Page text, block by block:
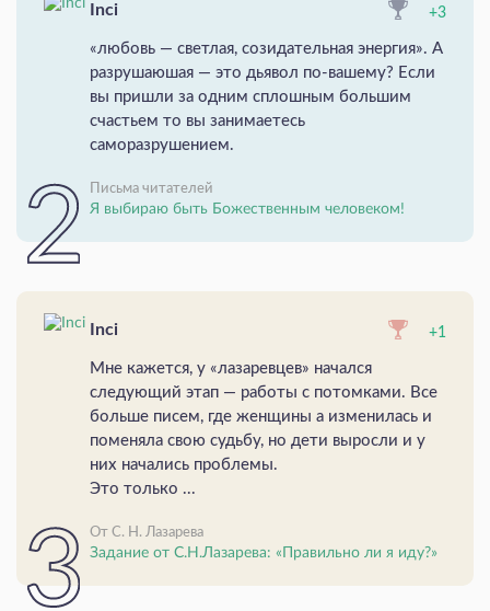
Inci +3
«любовь — светлая, созидательная энергия». А
разрушаюшая — это дьявол по-вашему? Если
вы пришли за одним сплошным большим
счастьем то вы занимаетесь
саморазрушением.
Письма читателей
Я выбираю быть Божественным человеком!
Inci +1
Мне кажется, у «лазаревцев» начался
следующий этап — работы с потомками. Все
больше писем, где женщины а изменилась и
поменяла свою судьбу, но дети выросли и у
них начались проблемы.
Это только ...
От С. Н. Лазарева
Задание от С.Н.Лазарева: «Правильно ли я иду?»